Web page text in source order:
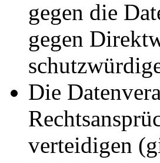
gegen die
gegen
Die
verteidigen